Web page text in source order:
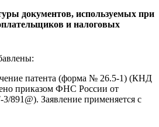
документов, используемых при
и налоговых
патента (форма № 26.5-1) (КНД
приказом ФНС России от
891@). Заявление применяется с